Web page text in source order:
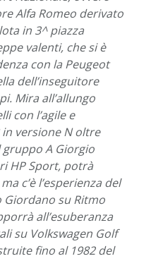
Alfa Romeo derivato
in 3^ piazza
valenti, che si è
con la Peugeot
dell’inseguitore
Mira all’allungo
con l’agile e
in versione N oltre
A Giorgio
HP Sport, potrà
c’è l’esperienza del
Giordano su Ritmo
all’esuberanza
su Volkswagen Golf
fino al 1982 del